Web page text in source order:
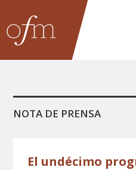
NOTA DE PRENSA
El undécimo